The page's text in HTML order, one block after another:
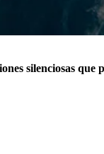
silenciosas